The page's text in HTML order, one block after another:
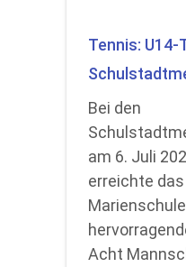
Tennis: U14-
Bei den
am 6. Juli
erreichte
Acht